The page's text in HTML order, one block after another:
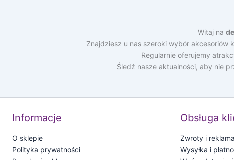
Witaj na
Znajdziesz u nas szeroki wybór akcesoriów
Regularnie oferujemy
Śledź nasze aktualności, aby nie
Informacje
O sklepie
Polityka prywatności
Obsługa
Zwroty i
Wysyłka i